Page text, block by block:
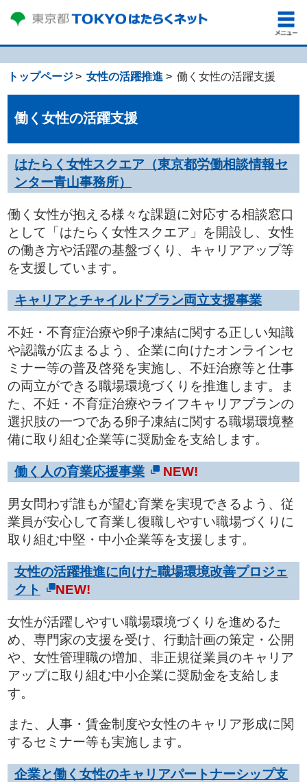
トップページ 女性の活躍推進 働く女性の活躍支援
働く女性の活躍支援
はたらく女性スクエア（東京都労働相談情報セ
ンター青山事務所）
働く女性が抱える様々な課題に対応する相談窓口
として「はたらく女性スクエア」を開設し、女性
の働き方や活躍の基盤づくり、キャリアアップ等
を支援しています。
キャリアとチャイルドプラン両立支援事業
不妊・不育症治療や卵子凍結に関する正しい知識
や認識が広まるよう、企業に向けたオンラインセ
ミナー等の普及啓発を実施し、不妊治療等と仕事
の両立ができる職場環境づくりを推進します。ま
た、不妊・不育症治療やライフキャリアプランの
選択肢の一つである卵子凍結に関する職場環境整
備に取り組む企業等に奨励金を支給します。
働く人の育業応援事業 NEW!
男女問わず誰もが望む育業を実現できるよう、従
業員が安心して育業し復職しやすい職場づくりに
取り組む中堅・中小企業等を支援します。
女性の活躍推進に向けた職場環境改善プロジェ
クト
NEW!
女性が活躍しやすい職場環境づくりを進めるた
め、専門家の支援を受け、行動計画の策定・公開
や、女性管理職の増加、非正規従業員のキャリア
アップに取り組む中小企業に奨励金を支給しま
す。
また、人事・賃金制度や女性のキャリア形成に関
するセミナー等も実施します。
企業と働く女性のキャリアパートナーシップ支